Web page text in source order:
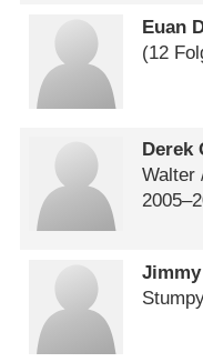
Euan
(12
Derek
Walter